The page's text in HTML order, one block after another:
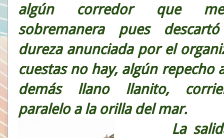
algún corredor que
sobremanera pues
dureza anunciada por el
cuestas no hay, algún repecho
demás llano llanito,
paralelo a la orilla del mar.
La salida